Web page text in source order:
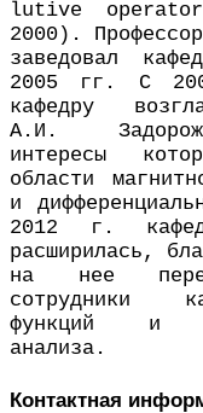
lu­tive
2000).
заведовал
2005 гг. С
кафедру
А.И.
интересы
области
и
2012 г.
расширилась,
на нее
сотрудники
функций и
анализа.
Контактная